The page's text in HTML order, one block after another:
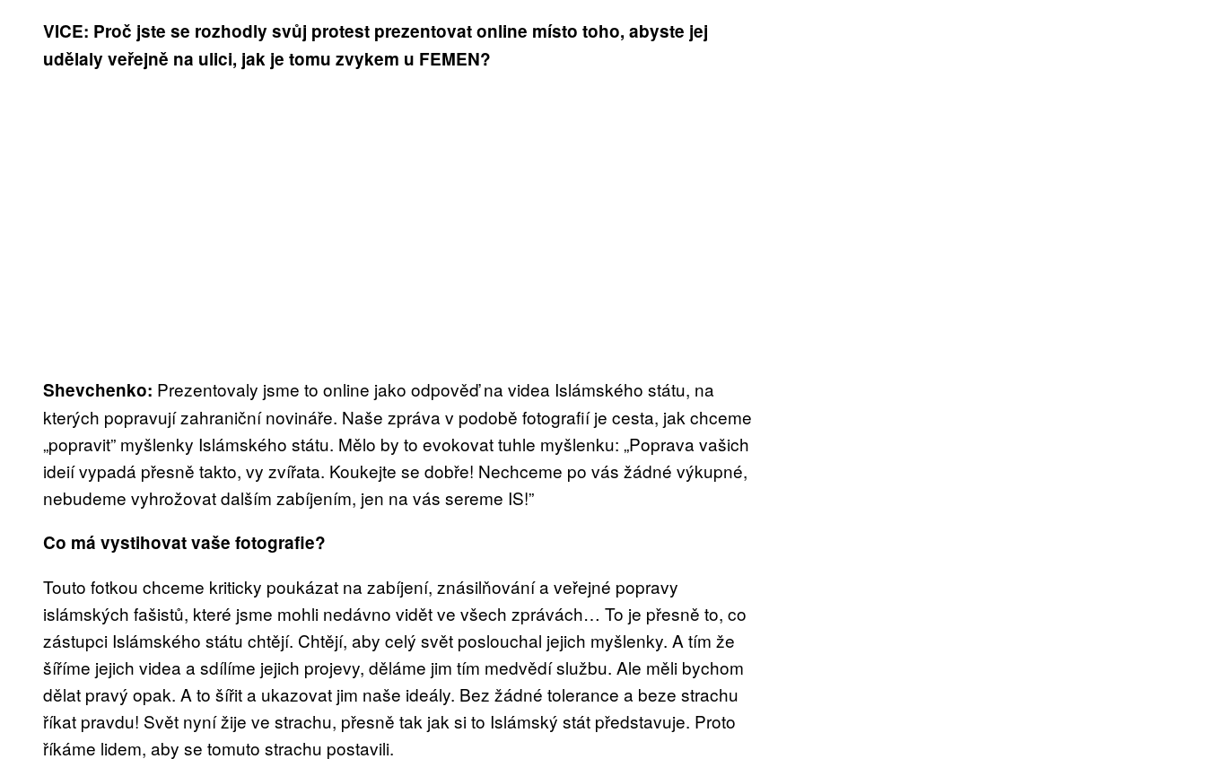
VICE: Proč jste se rozhodly svůj protest prezentovat online místo toho, abyste jej
udělaly veřejně na ulici, jak je tomu zvykem u FEMEN?
Shevchenko: Prezentovaly jsme to online jako odpověď na videa Islámského státu, na
kterých popravují zahraniční novináře. Naše zpráva v podobě fotografií je cesta, jak chceme
„popravit” myšlenky Islámského státu. Mělo by to evokovat tuhle myšlenku: „Poprava vašich
ideií vypadá přesně takto, vy zvířata. Koukejte se dobře! Nechceme po vás žádné výkupné,
nebudeme vyhrožovat dalším zabíjením, jen na vás sereme IS!”
Co má vystihovat vaše fotografie?
Touto fotkou chceme kriticky poukázat na zabíjení, znásilňování a veřejné popravy
islámských fašistů, které jsme mohli nedávno vidět ve všech zprávách… To je přesně to, co
zástupci Islámského státu chtějí. Chtějí, aby celý svět poslouchal jejich myšlenky. A tím že
šíříme jejich videa a sdílíme jejich projevy, děláme jim tím medvědí službu. Ale měli bychom
dělat pravý opak. A to šířit a ukazovat jim naše ideály. Bez žádné tolerance a beze strachu
říkat pravdu! Svět nyní žije ve strachu, přesně tak jak si to Islámský stát představuje. Proto
říkáme lidem, aby se tomuto strachu postavili.